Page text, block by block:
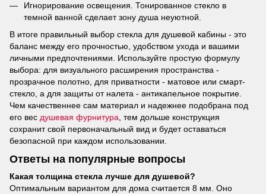
Игнорирование освещения. Тонированное стекло в
темной ванной сделает зону душа неуютной.
В итоге правильный выбор стекла для душевой кабины - это
баланс между его прочностью, удобством ухода и вашими
личными предпочтениями. Используйте простую формулу
выбора: для визуального расширения пространства -
прозрачное полотно, для приватности - матовое или смарт-
стекло, а для защиты от налета - антикапельное покрытие.
Чем качественнее сам материал и надежнее подобрана под
его вес душевая фурнитура , тем дольше конструкция
сохранит свой первоначальный вид и будет оставаться
безопасной при каждом использовании.
Ответы на популярные вопросы
Какая толщина стекла лучше для душевой?
Оптимальным вариантом для дома считается 8 мм. Оно